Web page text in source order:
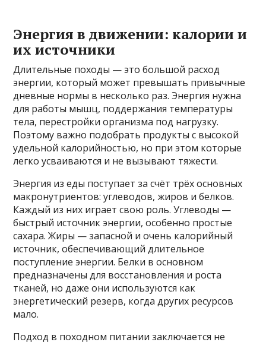
Энергия в движении: калории и
их источники
Длительные походы — это большой расход
энергии, который может превышать привычные
дневные нормы в несколько раз. Энергия нужна
для работы мышц, поддержания температуры
тела, перестройки организма под нагрузку.
Поэтому важно подобрать продукты с высокой
удельной калорийностью, но при этом которые
легко усваиваются и не вызывают тяжести.
Энергия из еды поступает за счёт трёх основных
макронутриентов: углеводов, жиров и белков.
Каждый из них играет свою роль. Углеводы —
быстрый источник энергии, особенно простые
сахара. Жиры — запасной и очень калорийный
источник, обеспечивающий длительное
поступление энергии. Белки в основном
предназначены для восстановления и роста
тканей, но даже они используются как
энергетический резерв, когда других ресурсов
мало.
Подход в походном питании заключается не